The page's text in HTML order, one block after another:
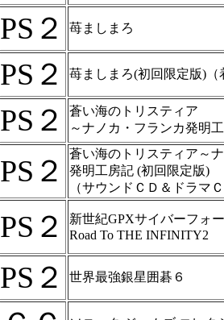
PS２ 苺ましまろ
PS２ 苺ましまろ(初回限定版)（
PS２
蒼い海のトリスティア
～ナノカ・フランカ発明
PS２
蒼い海のトリスティア～
発明工房記 (初回限定版)
（サウンドＣＤ＆ドラマ
PS２
新世紀GPXサイバーフォ
Road To THE INFINITY2
PS２ 世界最強銀星囲碁６